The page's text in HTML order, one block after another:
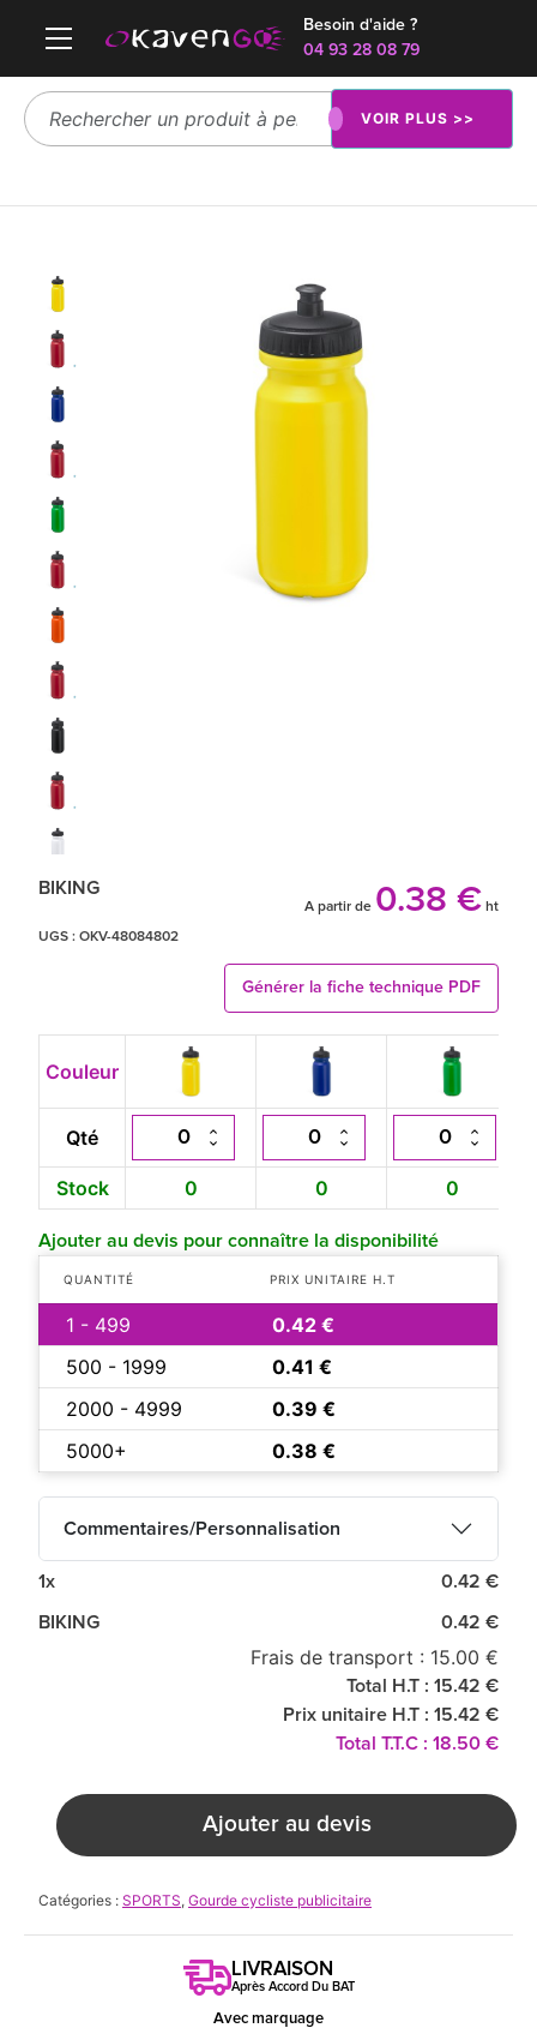
Besoin d'aide ?
04 93 28 08 79
VOIR PLUS >>
BIKING
A partir de 0.38 € ht
UGS : OKV-48084802
Générer la fiche technique PDF
Couleur
Qté
Stock 0 0 0
Ajouter au devis pour connaître la disponibilité
QUANTITÉ PRIX UNITAIRE H.T
1 - 499
0.42 €
500 - 1999
0.41 €
2000 - 4999
0.39 €
5000+
0.38 €
Commentaires/Personnalisation
1x 0.42 €
BIKING 0.42 €
Frais de transport : 15.00 €
Total H.T : 15.42 €
Prix unitaire H.T : 15.42 €
Total T.T.C : 18.50 €
Ajouter au devis
Catégories : SPORTS, Gourde cycliste publicitaire
LIVRAISON
Après Accord Du BAT
Avec marquage